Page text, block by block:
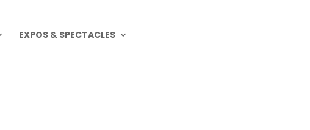
EXPOS & SPECTACLES